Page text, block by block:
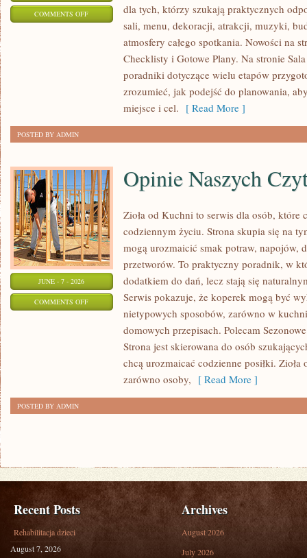
COMMENTS OFFON
CHECKLISTY
dla tych, którzy szukają praktycznych
sali, menu, dekoracji, atrakcji, muzyki,
atmosfery całego spotkania. Nowości na
Checklisty i Gotowe Plany. Na stronie
poradniki dotyczące wielu etapów
zrozumieć, jak podejść do planowania,
miejsce i cel. [ Read More ]
POSTED BY ADMIN
JUNE - 7 - 2026
COMMENTS OFFON
CZYTELNIKÓW
Opinie Naszych
Zioła od Kuchni to serwis dla osób, które
codziennym życiu. Strona skupia się na
mogą urozmaicić smak potraw, napojów,
przetworów. To praktyczny poradnik, w
dodatkiem do dań, lecz stają się
Serwis pokazuje, że koperek mogą być
nietypowych sposobów, zarówno w
domowych przepisach. Polecam
Strona jest skierowana do osób
chcą urozmaicać codzienne posiłki.
zarówno osoby, [ Read More ]
POSTED BY ADMIN
Recent Posts
Rehabilitacja dzieci
August 7, 2026
Archives
August 2026
July 2026